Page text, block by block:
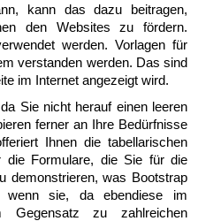
kann das dazu beitragen,
den Websites zu fördern.
werden. Vorlagen für
verstanden werden. Das sind
im Internet angezeigt wird.
Sie nicht herauf einen leeren
ferner an Ihre Bedürfnisse
Ihnen die tabellarischen
die Formulare, die Sie für die
demonstrieren, was Bootstrap
wenn sie, da ebendiese im
Gegensatz zu zahlreichen